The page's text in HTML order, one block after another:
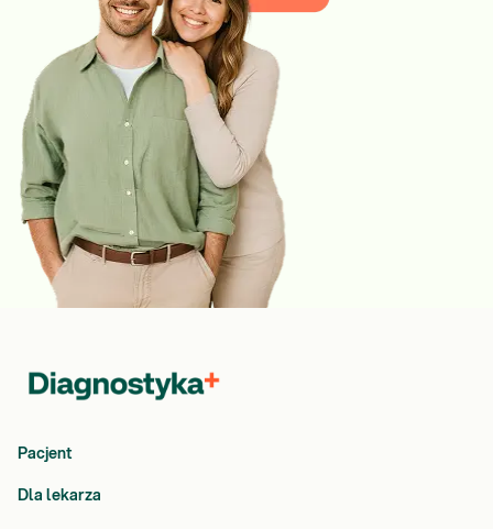
Pacjent
Dla lekarza